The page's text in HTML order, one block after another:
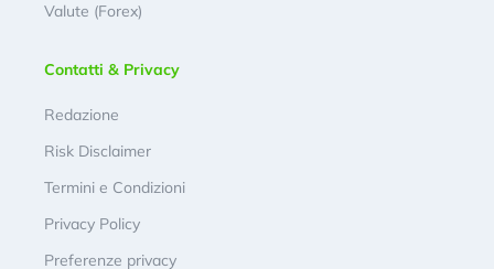
Valute (Forex)
Contatti & Privacy
Redazione
Risk Disclaimer
Termini e Condizioni
Privacy Policy
Preferenze privacy